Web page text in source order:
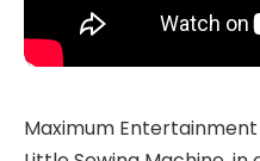
Maximum